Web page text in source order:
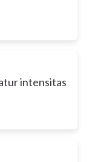
intensitas